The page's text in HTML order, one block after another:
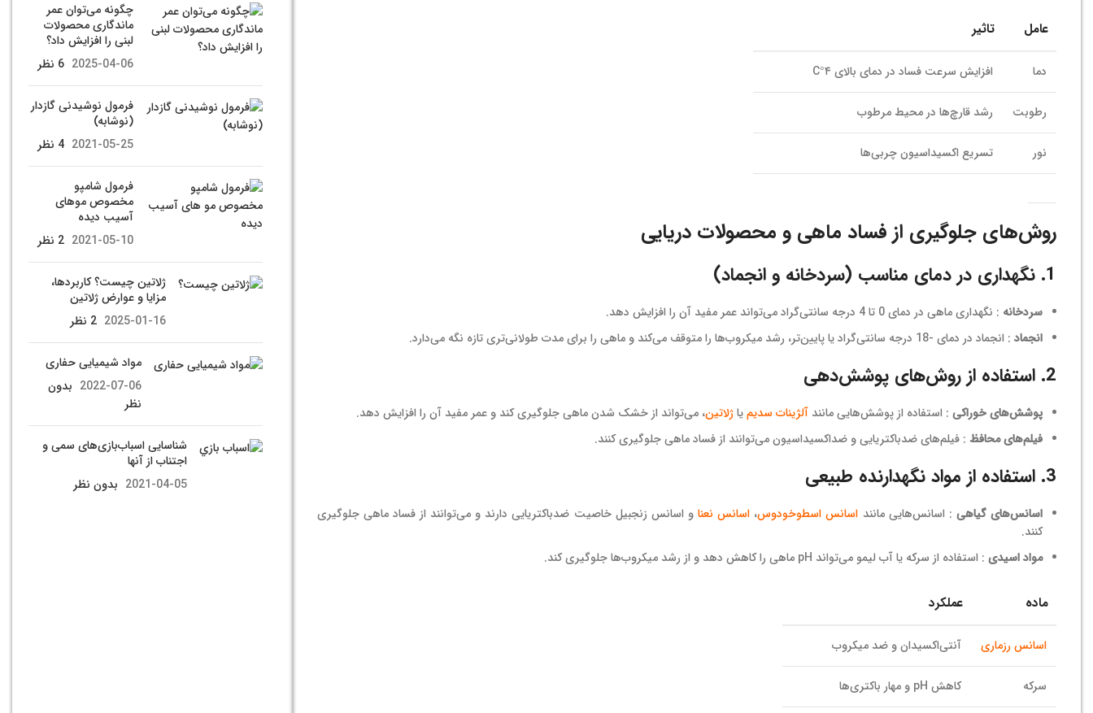
عامل تاثیر
دما افزایش سرعت فساد در دمای بالای ۴°C
رطوبت رشد قارچ‌ها در محیط مرطوب
نور تسریع اکسیداسیون چربی‌ها
روش‌های جلوگیری از فساد ماهی و محصولات دریایی
1. نگهداری در دمای مناسب (سردخانه و انجماد)
سردخانه : نگهداری ماهی در دمای 0 تا 4 درجه سانتی‌گراد می‌تواند عمر مفید آن را افزایش دهد.
انجماد : انجماد در دمای -18 درجه سانتی‌گراد یا پایین‌تر، رشد میکروب‌ها را متوقف می‌کند و ماهی را برای مدت طولانی‌تری تازه نگه می‌دارد.
2. استفاده از روش‌های پوشش‌دهی
پوشش‌های خوراکی : استفاده از پوشش‌هایی مانند آلژینات سدیمیاژلاتین، می‌تواند از خشک شدن ماهی جلوگیری کند و عمر مفید آن را افزایش دهد.
فیلم‌های محافظ : فیلم‌های ضدباکتریایی و ضداکسیداسیون می‌توانند از فساد ماهی جلوگیری کنند.
3. استفاده از مواد نگهدارنده طبیعی
اسانس‌های گیاهی : اسانس‌هایی مانند اسانس اسطوخودوس، اسانس نعناو اسانس زنجبیل خاصیت ضدباکتریایی دارند و می‌توانند از فساد ماهی جلوگیری
کنند.
مواد اسیدی : استفاده از سرکه یا آب لیمو می‌تواند pH ماهی را کاهش دهد و از رشد میکروب‌ها جلوگیری کند.
ماده عملکرد
اسانس رزماری آنتی‌اکسیدان و ضد میکروب
سرکه کاهش pH و مهار باکتری‌ها
چگونه می‌توان عمر
ماندگاری محصولات
لبنی را افزایش داد؟
2025-04-06 6 نظر
فرمول نوشیدنی گازدار
(نوشابه)
2021-05-25 4 نظر
فرمول شامپو
مخصوص موهای
آسیب دیده
2021-05-10 2 نظر
ژلاتین چیست؟ کاربردها،
مزایا و عوارض ژلاتین
2025-01-16 2 نظر
مواد شیمیایی حفاری
2022-07-06 بدون
نظر
شناسایی اسباب‌بازی‌های سمی و
اجتناب از آنها
2021-04-05 بدون نظر